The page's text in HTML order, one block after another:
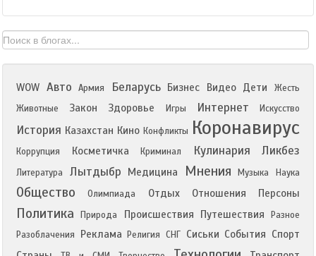
WOW Авто Армия Беларусь Бизнес Видео Дети
Жесть
Животные
Закон Здоровье Игры Интернет Искусство
История Казахстан Кино Конфликты Коронавирус
Коррупция Косметичка Криминал Кулинария Ликбез
Литература Лытдыбр Медицина Мнения Музыка Наука
Общество Олимпиада Отдых Отношения Персоны
Политика Природа Происшествия Путешествия
Разное
Разоблачения
Реклама Религия СНГ Сиськи События Спорт